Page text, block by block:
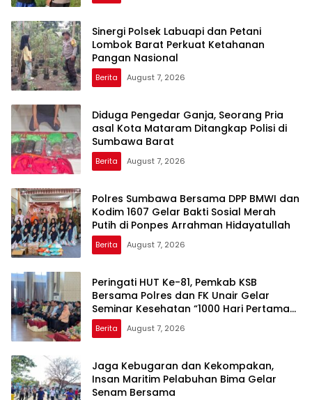
Sinergi Polsek Labuapi dan Petani
Lombok Barat Perkuat Ketahanan
Pangan Nasional
Berita August 7, 2026
Diduga Pengedar Ganja, Seorang Pria
asal Kota Mataram Ditangkap Polisi di
Sumbawa Barat
Berita August 7, 2026
Polres Sumbawa Bersama DPP BMWI dan
Kodim 1607 Gelar Bakti Sosial Merah
Putih di Ponpes Arrahman Hidayatullah
Berita August 7, 2026
Peringati HUT Ke-81, Pemkab KSB
Bersama Polres dan FK Unair Gelar
Seminar Kesehatan “1000 Hari Pertama
Kehidupan”
Berita August 7, 2026
Jaga Kebugaran dan Kekompakan,
Insan Maritim Pelabuhan Bima Gelar
Senam Bersama